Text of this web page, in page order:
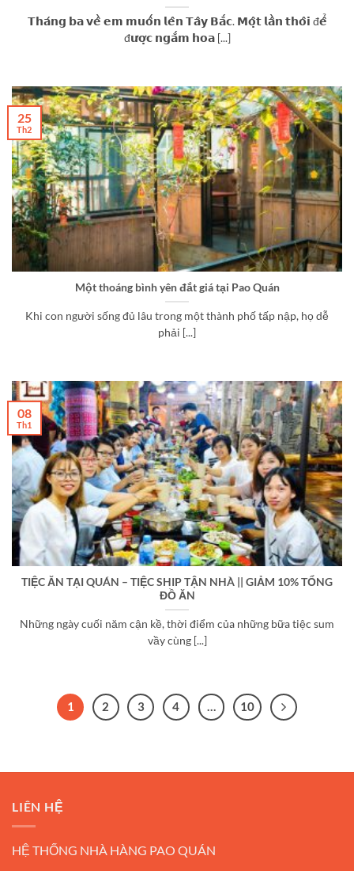
𝗧𝗵𝗮́𝗻𝗴 𝗯𝗮 𝘃𝗲̂̀ 𝗲𝗺 𝗺𝘂𝗼̂́𝗻 𝗹𝗲̂𝗻 𝗧𝗮̂𝘆 𝗕𝗮̆́𝗰. 𝗠𝗼̣̂𝘁 𝗹𝗮̂̀𝗻 𝘁𝗵𝗼̂𝗶 đ𝗲̂̉
đ𝘂̛𝗼̛̣𝗰 𝗻𝗴𝗮̆́𝗺 𝗵𝗼𝗮 [...]
Một thoáng bình yên đắt giá tại Pao Quán
Khi con người sống đủ lâu trong một thành phố tấp nập, họ dễ
phải [...]
25
Th2
TIỆC ĂN TẠI QUÁN – TIỆC SHIP TẬN NHÀ || GIẢM 10% TỔNG
ĐỒ ĂN
Những ngày cuối năm cận kề, thời điểm của những bữa tiệc sum
vầy cùng [...]
08
Th1
1 2 3 4 … 10
LIÊN HỆ
HỆ THỐNG NHÀ HÀNG PAO QUÁN